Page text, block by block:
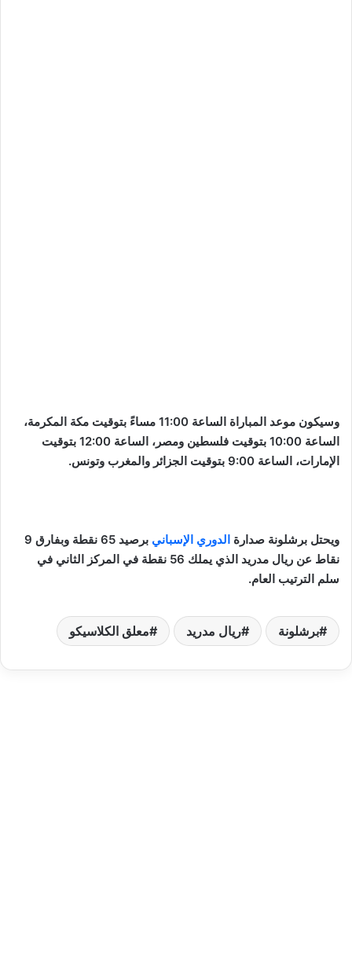
وسيكون موعد المباراة الساعة 11:00 مساءً بتوقيت مكة المكرمة،
الساعة 10:00 بتوقيت فلسطين ومصر، الساعة 12:00 بتوقيت
الإمارات، الساعة 9:00 بتوقيت الجزائر والمغرب وتونس.
ويحتل برشلونة صدارة الدوري الإسباني
برصيد 65 نقطة وبفارق 9
نقاط عن ريال مدريد الذي يملك 56 نقطة في المركز الثاني في
سلم الترتيب العام.
برشلونة ريال مدريد معلق الكلاسيكو